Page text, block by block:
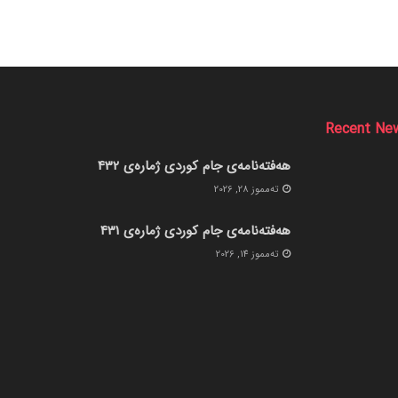
Recent
هەفتەنامەی جام کوردی ژمارەی 432
ته‌مموز 28, 2026
هەفتەنامەی جام کوردی ژمارەی 431
ته‌مموز 14, 2026